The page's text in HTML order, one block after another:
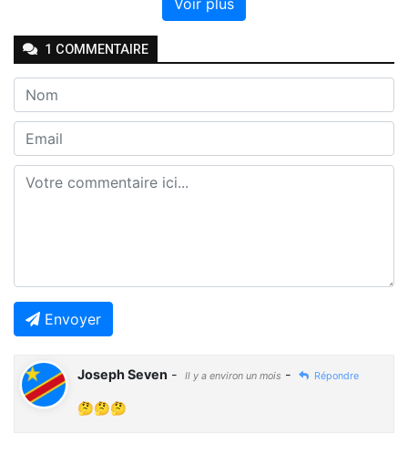
1 COMMENTAIRE
Envoyer
Joseph Seven - Il y a environ un mois - Répondre
🤔🤔🤔